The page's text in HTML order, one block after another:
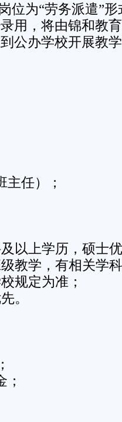
为“劳务派遣”形
用，将由锦和教
公办学校开展教
任）；
以上学历，硕士
教学，有相关学
规定为准；
。